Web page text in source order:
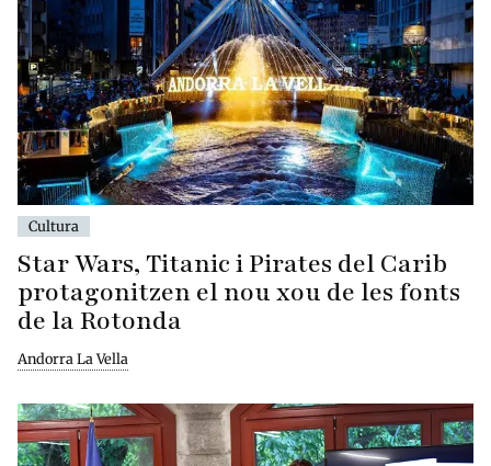
Cultura
Star Wars, Titanic i Pirates del Carib
protagonitzen el nou xou de les fonts
de la Rotonda
Andorra La Vella